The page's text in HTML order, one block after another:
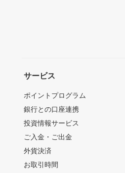
サービス
ポイントプログラム
銀行との口座連携
投資情報サービス
ご入金・ご出金
外貨決済
お取引時間